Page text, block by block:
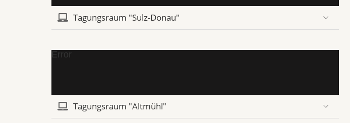
Tagungsraum "Sulz-Donau"
Error
Tagungsraum "Altmühl"